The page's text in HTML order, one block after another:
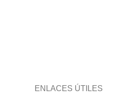
ENLACES ÚTILES